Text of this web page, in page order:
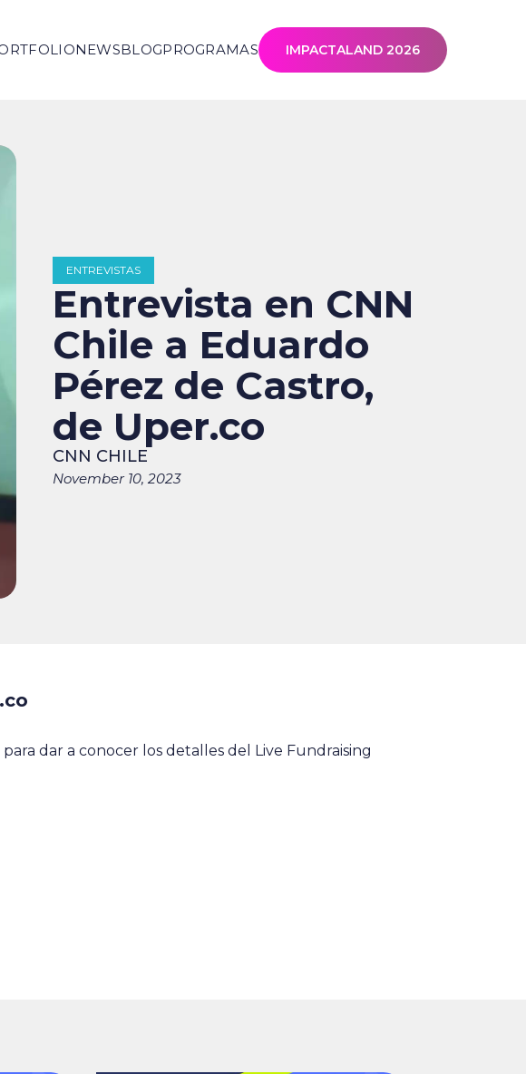
NEWSBLOGPROGRAMAS IMPACTALAND 2026
ENTREVISTAS
Entrevista en CNN
Chile a Eduardo
Pérez de Castro,
de Uper.co
CNN CHILE
November 10, 2023
dar a conocer los detalles del Live Fundraising